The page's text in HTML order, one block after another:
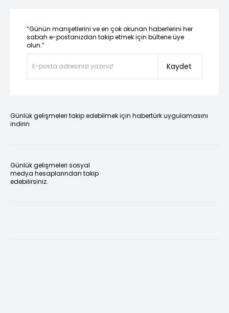
“Günün manşetlerini ve en çok okunan haberlerini her
sabah e-postanızdan takip etmek için bültene üye
olun.”
Kaydet
Günlük gelişmeleri takip edebilmek için habertürk uygulamasını
indirin
Günlük gelişmeleri sosyal
medya hesaplarından takip
edebilirsiniz.